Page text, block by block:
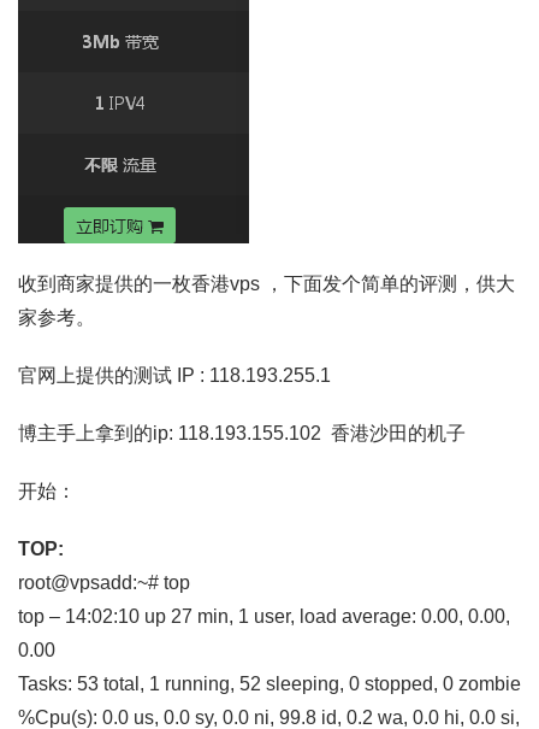
收到商家提供的一枚香港vps ，下面发个简单的评测，供大
家参考。
官网上提供的测试 IP : 118.193.255.1
博主手上拿到的ip: 118.193.155.102 香港沙田的机子
开始：
TOP:
root@vpsadd:~# top
top – 14:02:10 up 27 min, 1 user, load average: 0.00, 0.00,
0.00
Tasks: 53 total, 1 running, 52 sleeping, 0 stopped, 0 zombie
%Cpu(s): 0.0 us, 0.0 sy, 0.0 ni, 99.8 id, 0.2 wa, 0.0 hi, 0.0 si,